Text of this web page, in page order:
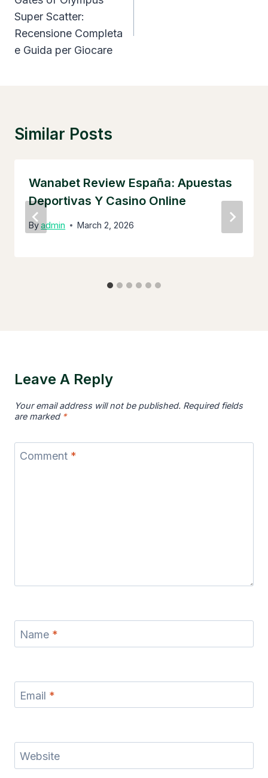
Super Scatter:
Recensione Completa
e Guida per Giocare
Similar Posts
Wanabet Review España: Apuestas
Deportivas Y Casino Online
Byadmin March 2, 2026
Leave A Reply
Your email address will not be published. Required fields
are marked *
Comment *
Name *
Email *
Website